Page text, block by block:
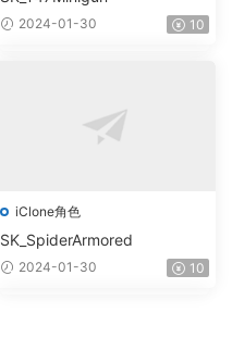
2024-01-30 10
iClone角色
SK_SpiderArmored
2024-01-30 10